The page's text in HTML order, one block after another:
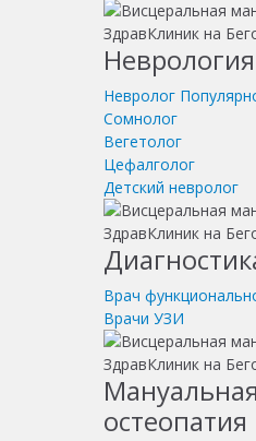
Неврология
Невролог
Сомнолог
Вегетолог
Цефалголог
Детский невролог
Врач
Врачи УЗИ
остеопатия